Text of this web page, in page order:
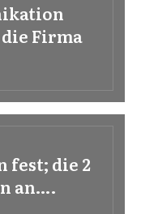
Firma
fest; die 2
an….